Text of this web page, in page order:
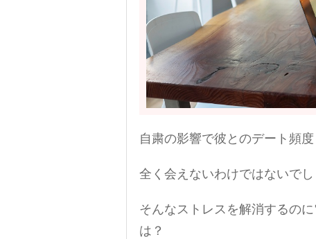
自粛の影響で彼とのデート頻
全く会えないわけではないで
そんなストレスを解消するの
は？